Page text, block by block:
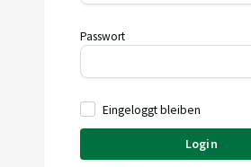
Passwort
Eingeloggt bleiben
Login